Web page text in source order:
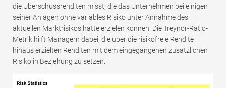
die Überschussrenditen misst, die das Unternehmen bei einigen
seiner Anlagen ohne variables Risiko unter Annahme des
aktuellen Marktrisikos hätte erzielen können. Die Treynor-Ratio-
Metrik hilft Managern dabei, die über die risikofreie Rendite
hinaus erzielten Renditen mit dem eingegangenen zusätzlichen
Risiko in Beziehung zu setzen.